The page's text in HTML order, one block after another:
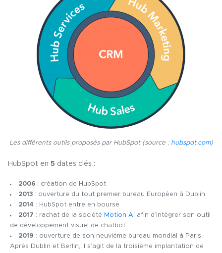
Les différents outils proposés par HubSpot (source : hubspot.com)
HubSpot en 5 dates clés :
2006: création de HubSpot
2013: ouverture du tout premier bureau Européen à Dublin
2014 : HubSpot entre en bourse
2017 : rachat de la société Motion AI
afin d’intégrer son outil
de développement visuel de chatbot
2019 : ouverture de son neuvième bureau mondial à Paris.
Après Dublin et Berlin, il s’agit de la troisième implantation de